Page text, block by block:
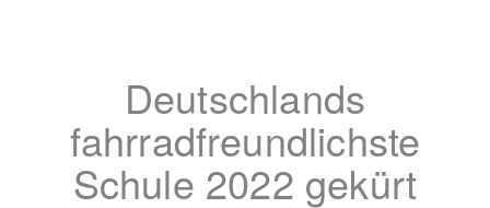
Deutschlands
fahrradfreundlichste
Schule 2022 gekürt